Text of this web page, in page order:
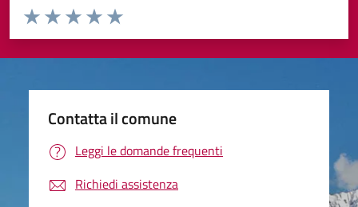
Valuta da 1 a 5 stelle la pagina
Valuta 5 stelle su 5
Valuta 4 stelle su 5
Valuta 3 stelle su 5
Valuta 2 stelle su 5
Valuta 1 stelle su 5
Contatta il comune
Leggi le domande frequenti
Richiedi assistenza